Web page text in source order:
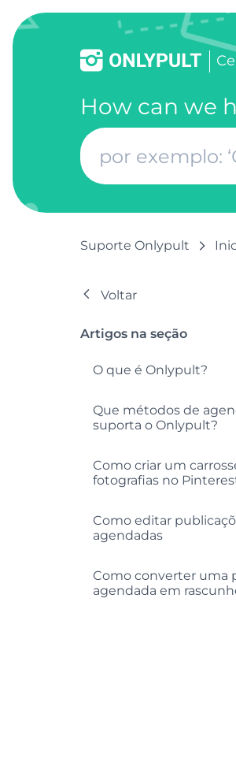
How can we
Suporte Onlypult
Voltar
Artigos na seção
O que é Onlypult?
Que métodos de
suporta o Onlypult?
Como criar um
fotografias no
Como editar
agendadas
Como converter uma
agendada em